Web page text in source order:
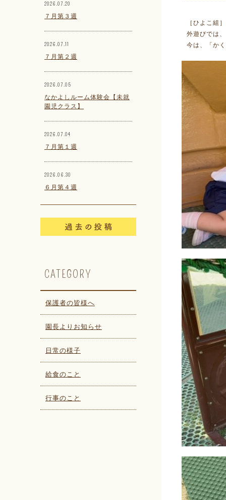
2026.07.20
７月第３週
2026.07.11
７月第２週
2026.07.05
なかよしルーム体験会【未就
園児クラス】
2026.07.04
７月第１週
2026.06.30
６月第４週
CATEGORY
保護者の皆様へ
園長よりお知らせ
日常の様子
給食のこと
行事のこと
［ひよこ組］
外遊びでは
今は、「か